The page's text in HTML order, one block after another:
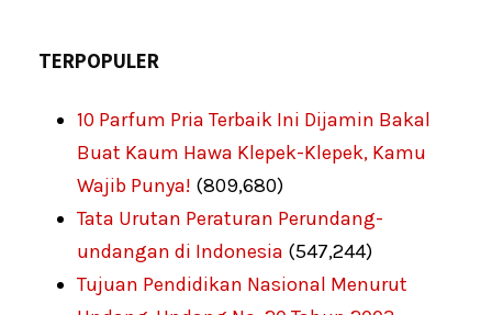
TERPOPULER
10 Parfum Pria Terbaik Ini Dijamin Bakal
Buat Kaum Hawa Klepek-Klepek, Kamu
Wajib Punya! (809,680)
Tata Urutan Peraturan Perundang-
undangan di Indonesia (547,244)
Tujuan Pendidikan Nasional Menurut